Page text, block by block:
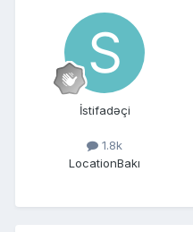
İstifadəçi
1.8k
LocationBakı